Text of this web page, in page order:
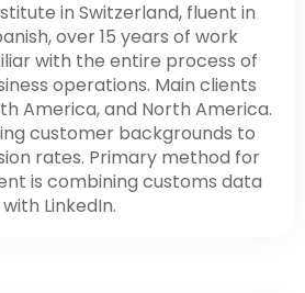
in Switzerland, fluent in
over 15 years of work
with the entire process of
operations. Main clients
America, and North America.
customer backgrounds to
rates. Primary method for
is combining customs data
with LinkedIn.